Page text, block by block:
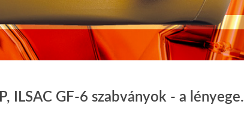
ILSAC GF-6 szabványok - a lényege.